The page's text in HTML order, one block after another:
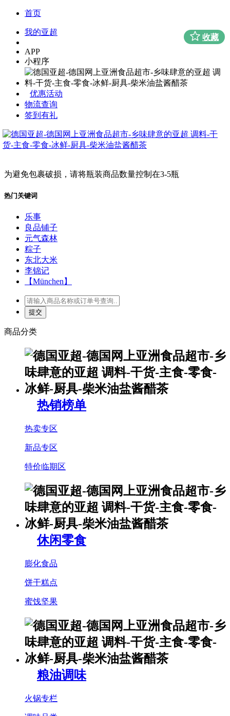
首页
我的亚超
APP
小程序
优惠活动
物流查询
签到有礼
为避免包裹破损，请将瓶装商品数量控制在3-5瓶
热门关键词
乐事
良品铺子
元气森林
粽子
东北大米
李锦记
【München】
商品分类
热销榜单
热卖专区
新品专区
特价临期区
休闲零食
膨化食品
饼干糕点
蜜饯坚果
粮油调味
火锅专栏
收藏